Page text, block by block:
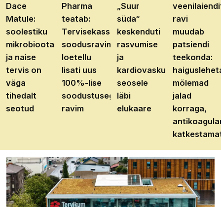
Dace
Matule:
soolestiku
mikrobioota
ja naise
tervis on
väga
tihedalt
seotud
Pharma
teatab:
Tervisekassa
soodusravimite
loetellu
lisati uus
100%-lise
soodustusega
ravim
„Suur
süda“
keskenduti
rasvumise
ja
kardiovaskulaarhaiguste
seosele
läbi
elukaare
ravi
muudab
patsiendi
teekonda:
mõlemad
jalad
korraga,